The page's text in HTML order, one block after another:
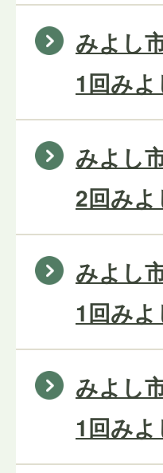
みよし
1回み
みよし
2回み
みよし
1回み
みよし
1回み